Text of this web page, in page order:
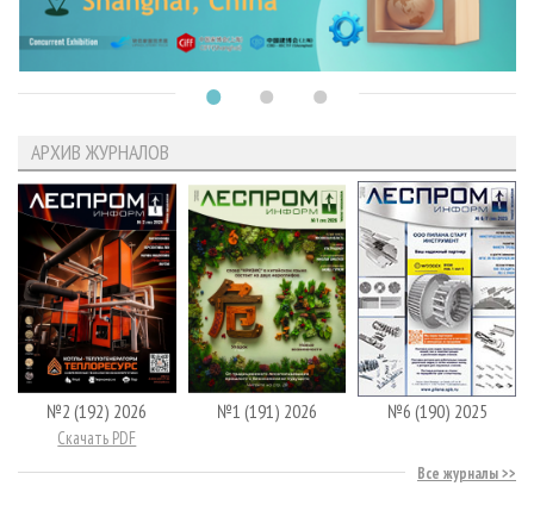
АРХИВ ЖУРНАЛОВ
№2 (192) 2026
Скачать PDF
№1 (191) 2026 №6 (190) 2025
Все журналы